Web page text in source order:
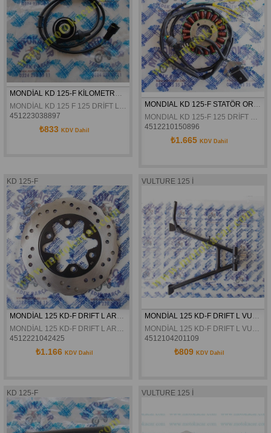
451223038897
₺833 KDV Dahil
4512210150896
₺1.665 KDV Dahil
KD 125-F
4512221042425
₺1.166 KDV Dahil
VULTURE 125 İ
4512104201109
₺809 KDV Dahil
KD 125-F VULTURE 125 İ